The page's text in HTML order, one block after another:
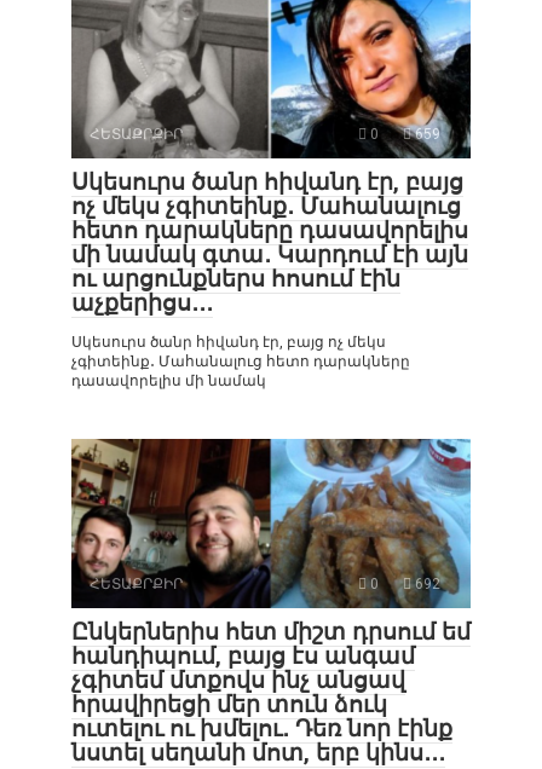
ՀԵՏԱՔՐՔԻՐ 0 659
Սկեսուրս ծանր հիվանդ էր, բայց
ոչ մեկս չգիտեինք․ Մահանալուց
հետո դարակները դասավորելիս
մի նամակ գտա․ Կարդում էի այն
ու արցունքներս հոսում էին
աչքերիցս․․․
Սկեսուրս ծանր հիվանդ էր, բայց ոչ մեկս
չգիտեինք․ Մահանալուց հետո դարակները
դասավորելիս մի նամակ
ՀԵՏԱՔՐՔԻՐ 0 692
Ընկերներիս հետ միշտ դրսում եմ
հանդիպում, բայց էս անգամ
չգիտեմ մտքովս ինչ անցավ
հրավիրեցի մեր տուն ձուկ
ուտելու ու խմելու․ Դեռ նոր էինք
նստել սեղանի մոտ, երբ կինս․․․